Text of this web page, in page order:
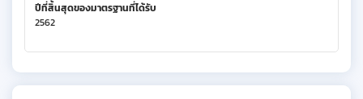
ปีที่สิ้นสุดของมาตรฐานที่ได้รับ
2562